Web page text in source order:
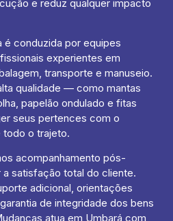
e reduz qualquer impacto
conduzida por equipes
experientes em
transporte e manuseio.
qualidade — como mantas
papelão ondulado e fitas
seus pertences com o
todo o trajeto.
acompanhamento pós-
a satisfação total do cliente.
adicional, orientações
de integridade dos bens
atua em Umbará com